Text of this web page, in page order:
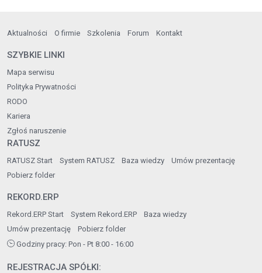
Aktualności O firmie Szkolenia Forum Kontakt
SZYBKIE LINKI
Mapa serwisu
Polityka Prywatności
RODO
Kariera
Zgłoś naruszenie
RATUSZ
RATUSZ Start System RATUSZ Baza wiedzy
Umów prezentację
Pobierz folder
REKORD.ERP
Rekord.ERP Start System Rekord.ERP
Baza wiedzy
Umów prezentację
Pobierz folder
Godziny pracy: Pon - Pt 8:00 - 16:00
REJESTRACJA SPÓŁKI: